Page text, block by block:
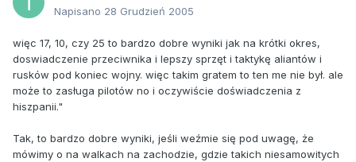
Napisano 28 Grudzień 2005
więc 17, 10, czy 25 to bardzo dobre wyniki jak na krótki okres,
doswiadczenie przeciwnika i lepszy sprzęt i taktykę aliantów i
rusków pod koniec wojny. więc takim gratem to ten me nie był. ale
może to zasługa pilotów no i oczywiście doświadczenia z
hiszpanii."
Tak, to bardzo dobre wyniki, jeśli weźmie się pod uwagę, że
mówimy o na walkach na zachodzie, gdzie takich niesamowitych